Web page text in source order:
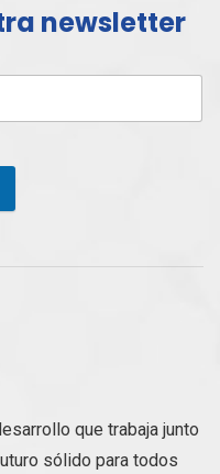
newsletter
que trabaja junto
sólido para todos